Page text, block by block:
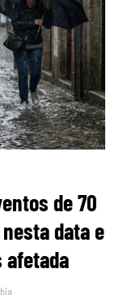
de 70
data e
afetada